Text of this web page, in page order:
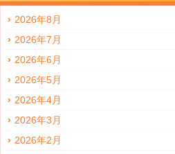
2026年8月
2026年7月
2026年6月
2026年5月
2026年4月
2026年3月
2026年2月